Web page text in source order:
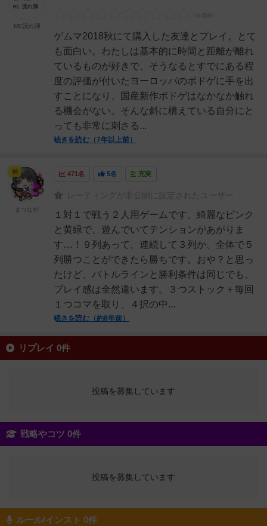
ゲムマ2018秋にて購入した友達とプレイ。とて
も面白い。わたしは基本的に時間と距離が離れ
ているものが好きで、そうなるとすでにある程
度の評価が付いたヨーロッパのボドゲに手を出
すことになり、国産新作ボドゲはなかなか触れ
る機会がない。そんな斜に構えている自分にと
っても非常に刺さる...
続きを読む（7年以上前）
MC流れ弾
471名 5名 充実
レーティングが非公開に設定されたユーザー
１対１で戦う２人用ゲームです。綺麗なピンク
と黄緑で、遊んでいてテンションがあがりま
す…！９列あって、連続して３列か、全体で５
列勝つことができたら勝ちです。おや？と思っ
たけど、バトルラインと勝利条件は同じでも、
プレイ感は全然違います。３つストック＋毎回
１つコマを取り、４択の中...
続きを読む（約8年前）
神
まつなが
リプレイ 0件
投稿を募集しています
戦略やコツ 0件
投稿を募集しています
ルール/インスト 0件